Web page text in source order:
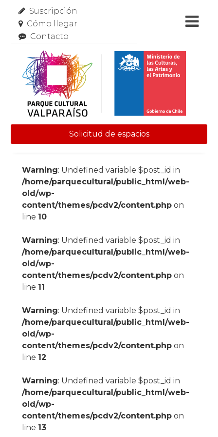
Suscripción
Cómo llegar
Contacto
Solicitud de espacios
Warning: Undefined variable $post_id in
/home/parquecultural/public_html/web-
old/wp-
content/themes/pcdv2/content.phpon
line 10
Warning: Undefined variable $post_id in
/home/parquecultural/public_html/web-
old/wp-
content/themes/pcdv2/content.phpon
line 11
Warning: Undefined variable $post_id in
/home/parquecultural/public_html/web-
old/wp-
content/themes/pcdv2/content.phpon
line 12
Warning: Undefined variable $post_id in
/home/parquecultural/public_html/web-
old/wp-
content/themes/pcdv2/content.phpon
line 13